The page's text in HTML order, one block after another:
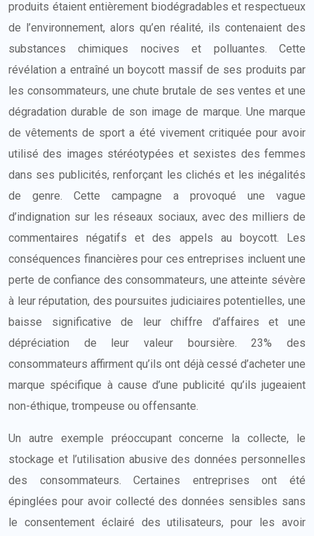
produits étaient entièrement biodégradables et respectueux
de l’environnement, alors qu’en réalité, ils contenaient des
substances chimiques nocives et polluantes. Cette
révélation a entraîné un boycott massif de ses produits par
les consommateurs, une chute brutale de ses ventes et une
dégradation durable de son image de marque. Une marque
de vêtements de sport a été vivement critiquée pour avoir
utilisé des images stéréotypées et sexistes des femmes
dans ses publicités, renforçant les clichés et les inégalités
de genre. Cette campagne a provoqué une vague
d’indignation sur les réseaux sociaux, avec des milliers de
commentaires négatifs et des appels au boycott. Les
conséquences financières pour ces entreprises incluent une
perte de confiance des consommateurs, une atteinte sévère
à leur réputation, des poursuites judiciaires potentielles, une
baisse significative de leur chiffre d’affaires et une
dépréciation de leur valeur boursière. 23% des
consommateurs affirment qu’ils ont déjà cessé d’acheter une
marque spécifique à cause d’une publicité qu’ils jugeaient
non-éthique, trompeuse ou offensante.
Un autre exemple préoccupant concerne la collecte, le
stockage et l’utilisation abusive des données personnelles
des consommateurs. Certaines entreprises ont été
épinglées pour avoir collecté des données sensibles sans
le consentement éclairé des utilisateurs, pour les avoir